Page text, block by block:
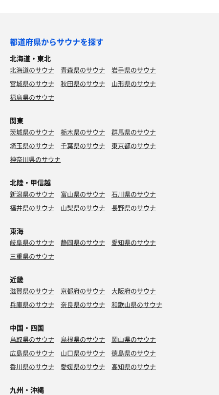
都道府県からサウナを探す
北海道・東北
北海道のサウナ 青森県のサウナ
岩手県のサウナ
宮城県のサウナ
秋田県のサウナ
山形県のサウナ
福島県のサウナ
関東
茨城県のサウナ 栃木県のサウナ
群馬県のサウナ
埼玉県のサウナ
千葉県のサウナ
東京都のサウナ
神奈川県のサウナ
北陸・甲信越
新潟県のサウナ 富山県のサウナ
石川県のサウナ
福井県のサウナ
山梨県のサウナ 長野県のサウナ
東海
岐阜県のサウナ 静岡県のサウナ
愛知県のサウナ
三重県のサウナ
近畿
滋賀県のサウナ 京都府のサウナ
大阪府のサウナ
兵庫県のサウナ
奈良県のサウナ 和歌山県のサウナ
中国・四国
鳥取県のサウナ 島根県のサウナ
岡山県のサウナ
広島県のサウナ
山口県のサウナ
徳島県のサウナ
香川県のサウナ
愛媛県のサウナ 高知県のサウナ
九州・沖縄